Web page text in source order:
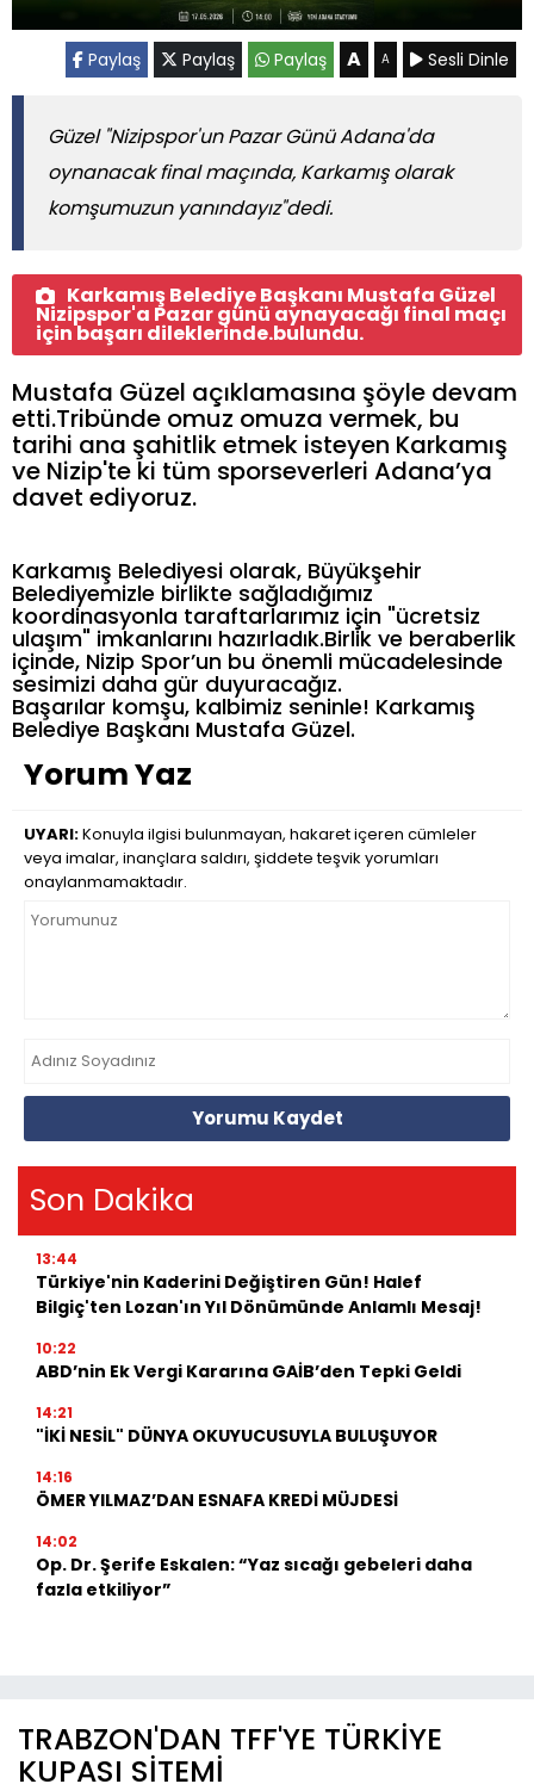
Paylaş Paylaş Paylaş A A Sesli Dinle
Güzel "Nizipspor'un Pazar Günü Adana'da
oynanacak final maçında, Karkamış olarak
komşumuzun yanındayız"dedi.
Karkamış Belediye Başkanı Mustafa Güzel
Nizipspor'a Pazar günü aynayacağı final maçı
için başarı dileklerinde.bulundu.
Mustafa Güzel açıklamasına şöyle devam
etti.Tribünde omuz omuza vermek, bu
tarihi ana şahitlik etmek isteyen Karkamış
ve Nizip'te ki tüm sporseverleri Adana’ya
davet ediyoruz.
Karkamış Belediyesi olarak, Büyükşehir
Belediyemizle birlikte sağladığımız
koordinasyonla taraftarlarımız için "ücretsiz
ulaşım" imkanlarını hazırladık.Birlik ve beraberlik
içinde, Nizip Spor’un bu önemli mücadelesinde
sesimizi daha gür duyuracağız.
Başarılar komşu, kalbimiz seninle! Karkamış
Belediye Başkanı Mustafa Güzel.
Yorum Yaz
UYARI:Konuyla ilgisi bulunmayan, hakaret içeren cümleler
veya imalar, inançlara saldırı, şiddete teşvik yorumları
onaylanmamaktadır.
Yorumu Kaydet
Son Dakika
13:44
Türkiye'nin Kaderini Değiştiren Gün! Halef
Bilgiç'ten Lozan'ın Yıl Dönümünde Anlamlı Mesaj!
10:22
ABD’nin Ek Vergi Kararına GAİB’den Tepki Geldi
14:21
"İKİ NESİL" DÜNYA OKUYUCUSUYLA BULUŞUYOR
14:16
ÖMER YILMAZ’DAN ESNAFA KREDİ MÜJDESİ
14:02
Op. Dr. Şerife Eskalen: “Yaz sıcağı gebeleri daha
fazla etkiliyor”
TRABZON'DAN TFF'YE TÜRKİYE
KUPASI SİTEMİ